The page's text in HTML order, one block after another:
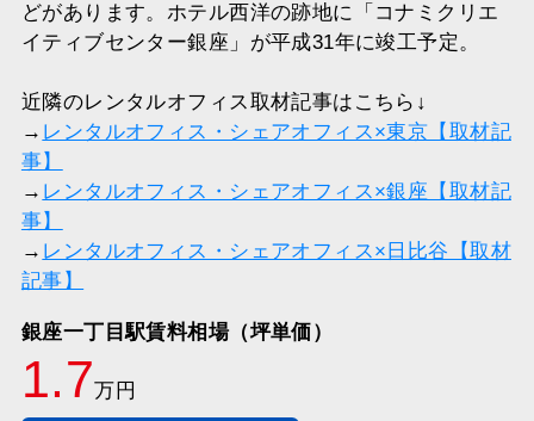
どがあります。ホテル西洋の跡地に「コナミクリエ
イティブセンター銀座」が平成31年に竣工予定。
近隣のレンタルオフィス取材記事はこちら↓
→ レンタルオフィス・シェアオフィス×東京【取材記
事】
→ レンタルオフィス・シェアオフィス×銀座【取材記
事】
→ レンタルオフィス・シェアオフィス×日比谷【取材
記事】
銀座一丁目駅賃料相場（坪単価）
1.7万円